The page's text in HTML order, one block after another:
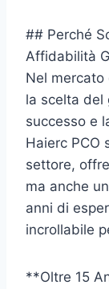
## Perché
Affidabilità
Nel
la scelta del
successo e
Haierc PCO
settore,
ma anche
anni di
incrollabile
**Oltre 15